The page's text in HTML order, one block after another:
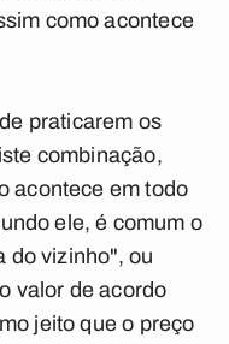
como acontece
praticarem os
combinação,
acontece em todo
ele, é comum o
do vizinho", ou
valor de acordo
jeito que o preço